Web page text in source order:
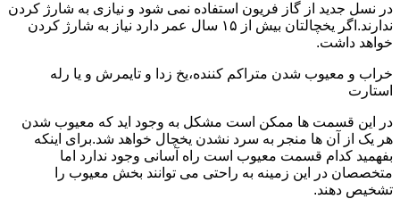
در نسل جدید از گاز فریون استفاده نمی شود و نیازی به شارژ کردن
ندارند.اگر یخچالتان بیش از ۱۵ سال عمر دارد نیاز به شارژ کردن
خواهد داشت.
خراب و معیوب شدن متراکم کننده،یخ زدا و تایمرش و یا رله
استارت
در این قسمت ها ممکن است مشکل به وجود اید که معیوب شدن
هر یک از آن ها منجر به سرد نشدن یخچال خواهد شد.برای اینکه
بفهمید کدام قسمت معیوب است راه آسانی وجود ندارد اما
متخصصان در این زمینه به راحتی می توانند بخش معیوب را
تشخیص دهند.